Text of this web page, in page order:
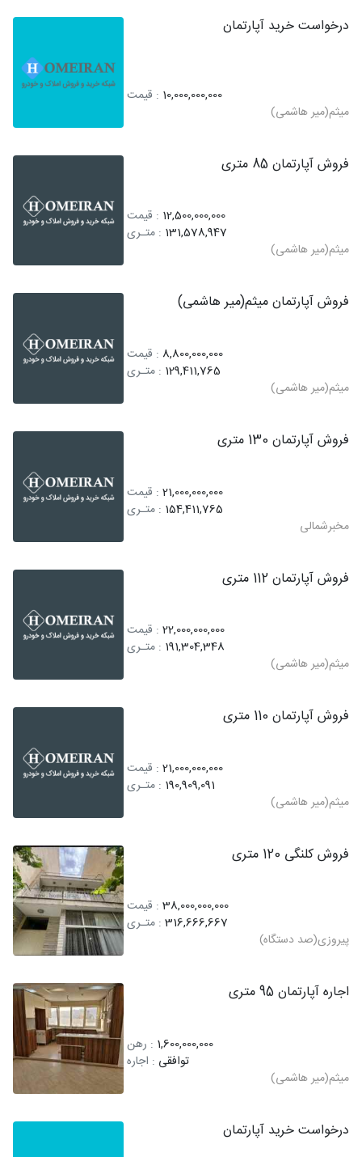
درخواست خرید آپارتمان
10,000,000,000 : قیمت
میثم(میر هاشمی)
فروش آپارتمان 85 متری
12,500,000,000 : قیمت
131,578,947 : متـری
میثم(میر هاشمی)
فروش آپارتمان میثم(میر هاشمی)
8,800,000,000 : قیمت
129,411,765 : متـری
میثم(میر هاشمی)
فروش آپارتمان 130 متری
21,000,000,000 : قیمت
154,411,765 : متـری
مخبرشمالی
فروش آپارتمان 112 متری
22,000,000,000 : قیمت
191,304,348 : متـری
میثم(میر هاشمی)
فروش آپارتمان 110 متری
21,000,000,000 : قیمت
190,909,091 : متـری
میثم(میر هاشمی)
فروش کلنگی 120 متری
38,000,000,000 : قیمت
316,666,667 : متـری
پیروزی(صد دستگاه)
اجاره آپارتمان 95 متری
1,600,000,000 : رهن
توافقی : اجاره
میثم(میر هاشمی)
درخواست خرید آپارتمان